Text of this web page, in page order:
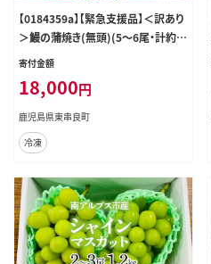
【0184359a】【緊急支援品】＜訳あり
＞鰻の蒲焼き(無頭)(5～6尾・計約7
50g・タレ、山椒付) うなぎ ウナギ 鰻
さと 人気 支援 【アクアおおすみ】
寄付金額
18,000円
鹿児島県東串良町
冷凍